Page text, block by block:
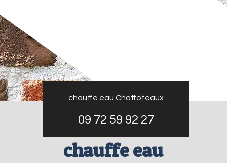
chauffe eau Chaffoteaux
09 72 59 92 27
chauffe eau